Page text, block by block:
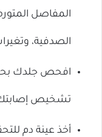
المفاصل
الصدفية،
افحص جلدك
تشخيص إصابتك
أخذ عينة دم